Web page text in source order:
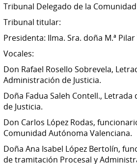
Tribunal Delegado de la
Tribunal titular:
Presidenta: Ilma. Sra. doña M.ª
Vocales:
Don Rafael Rosello Sobrevela,
Administración de Justicia.
Doña Fadua Saleh Contell.,
de Justicia.
Don Carlos López Rodas,
Comunidad Autónoma Valenciana.
Doña Ana Isabel López Bertolín,
de tramitación Procesal y